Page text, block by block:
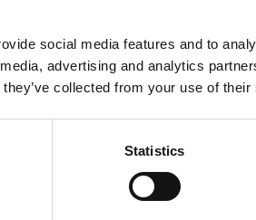
social media features and to
advertising and analytics
collected from your use of
Statistics